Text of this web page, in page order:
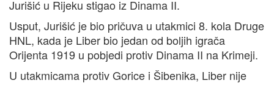
Jurišić u Rijeku stigao iz Dinama II.
Usput, Jurišić je bio pričuva u utakmici 8. kola Druge
HNL, kada je Liber bio jedan od boljih igrača
Orijenta 1919 u pobjedi protiv Dinama II na Krimeji.
U utakmicama protiv Gorice i Šibenika, Liber nije